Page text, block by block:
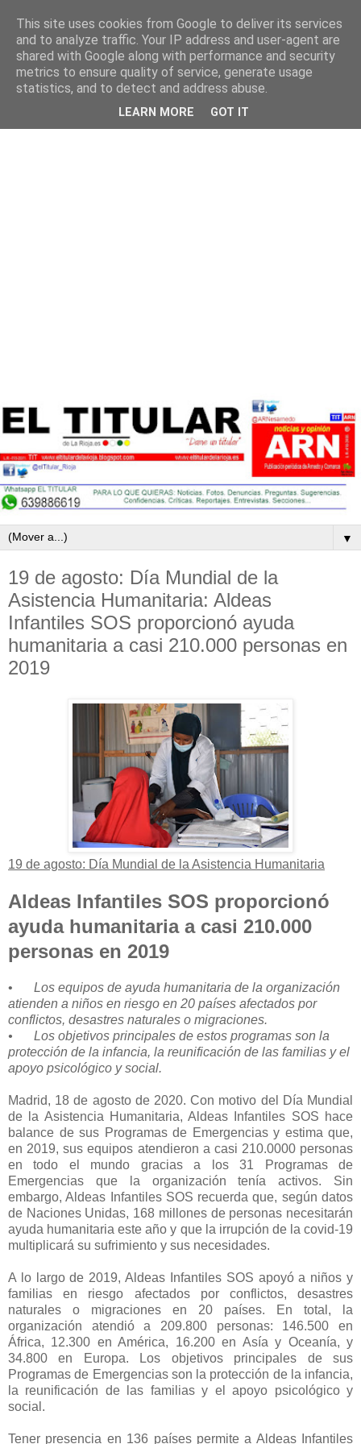
▼
19 de agosto: Día Mundial de la
Asistencia Humanitaria: Aldeas
Infantiles SOS proporcionó ayuda
humanitaria a casi 210.000 personas en
2019
19 de agosto: Día Mundial de la Asistencia Humanitaria
Aldeas Infantiles SOS proporcionó
ayuda humanitaria a casi 210.000
personas en 2019
•
Los equipos de ayuda humanitaria de la organización
atienden a niños en riesgo en 20 países afectados por
conflictos, desastres naturales o migraciones.
•
Los objetivos principales de estos programas son la
protección de la infancia, la reunificación de las familias y el
apoyo psicológico y social.
Madrid, 18 de agosto de 2020. Con motivo del Día Mundial
de la Asistencia Humanitaria, Aldeas Infantiles SOS hace
balance de sus Programas de Emergencias y estima que,
en 2019, sus equipos atendieron a casi 210.0000 personas
en todo el mundo gracias a los 31 Programas de
Emergencias que la organización tenía activos. Sin
embargo, Aldeas Infantiles SOS recuerda que, según datos
de Naciones Unidas, 168 millones de personas necesitarán
ayuda humanitaria este año y que la irrupción de la covid-19
multiplicará su sufrimiento y sus necesidades.
A lo largo de 2019, Aldeas Infantiles SOS apoyó a niños y
familias en riesgo afectados por conflictos, desastres
naturales o migraciones en 20 países. En total, la
organización atendió a 209.800 personas: 146.500 en
África, 12.300 en América, 16.200 en Asía y Oceanía, y
34.800 en Europa. Los objetivos principales de sus
Programas de Emergencias son la protección de la infancia,
la reunificación de las familias y el apoyo psicológico y
social.
Tener presencia en 136 países permite a Aldeas Infantiles
This site uses cookies from Google to deliver its services
and to analyze traffic. Your IP address and user-agent are
shared with Google along with performance and security
metrics to ensure quality of service, generate usage
statistics, and to detect and address abuse.
LEARN MORE GOT IT